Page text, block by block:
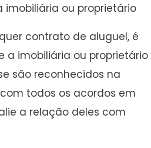
imobiliária ou proprietário
contrato de aluguel, é
a imobiliária ou proprietário
são reconhecidos na
todos os acordos em
a relação deles com